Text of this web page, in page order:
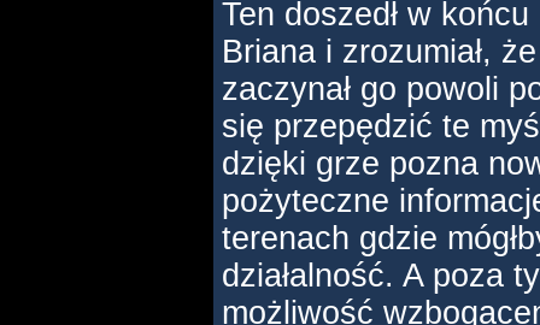
Ten doszedł w
Briana i zrozumiał,
zaczynał go powoli
się przepędzić te
dzięki grze pozna
pożyteczne
terenach gdzie
działalność. A poza
możliwość